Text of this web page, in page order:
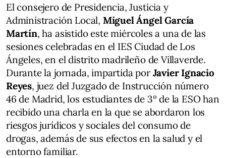
El consejero de Presidencia, Justicia y
Administración Local, Miguel Ángel García
Martín, ha asistido este miércoles a una de las
sesiones celebradas en el IES Ciudad de Los
Ángeles, en el distrito madrileño de Villaverde.
Durante la jornada, impartida por Javier Ignacio
Reyes, juez del Juzgado de Instrucción número
46 de Madrid, los estudiantes de 3º de la ESO han
recibido una charla en la que se abordaron los
riesgos jurídicos y sociales del consumo de
drogas, además de sus efectos en la salud y el
entorno familiar.